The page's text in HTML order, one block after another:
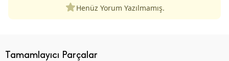
Henüz Yorum Yazılmamış.
Tamamlayıcı Parçalar